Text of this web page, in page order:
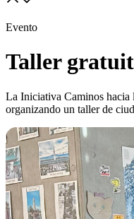
Evento
Taller
La Iniciativa Caminos hacia
organizando un taller de